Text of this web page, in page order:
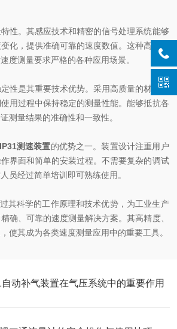
。其感应技术和精密的信号处理系统能够
化，提供准确可靠的速度数值。这种高精度
度测量要求严格的各种应用场景。
是其重要技术优势。采用高质量的材料和
用过程中保持稳定的测量性能。能够抵抗各
测量结果的准确性和一致性。
测速装置的优势之一。装置设计注重用户
界面和简单的安装过程。不需要复杂的调试
员经过简单培训即可熟练使用。
其科学的工作原理和技术优势，为工业生产
确、可靠的速度测量解决方案。其高精度、
使其成为各类速度测量应用中的重要工具。
动补气装置在气压系统中的重要作用